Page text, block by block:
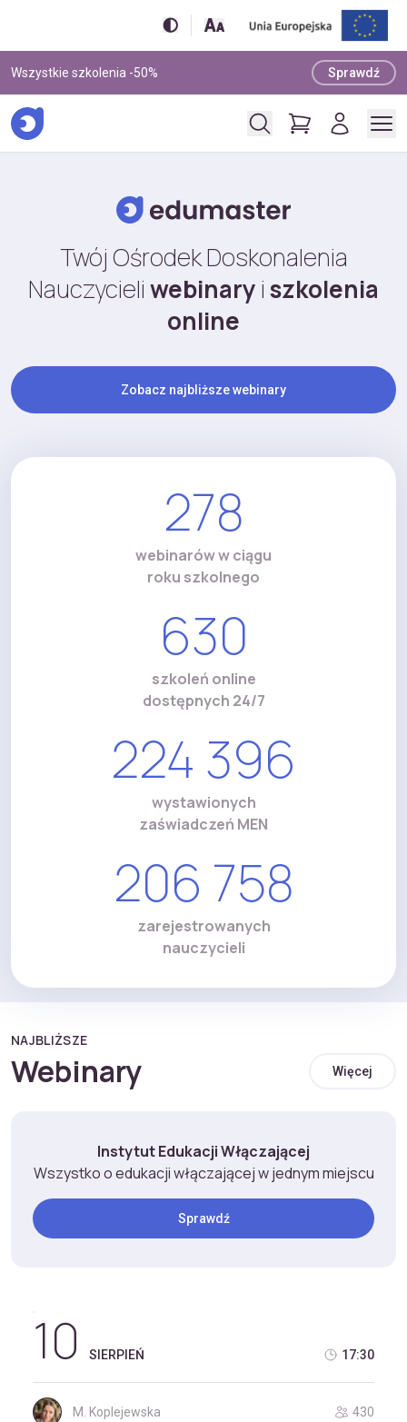
Wszystkie szkolenia -50% Sprawdź
Twój Ośrodek Doskonalenia
Nauczycieliwebinaryiszkolenia
online
Zobacz najbliższe webinary
278
webinarów w ciągu
roku szkolnego
630
szkoleń online
dostępnych 24/7
224 396
wystawionych
zaświadczeń MEN
206 758
zarejestrowanych
nauczycieli
NAJBLIŻSZE
Webinary Więcej
Instytut Edukacji Włączającej
Wszystko o edukacji włączającej w jednym miejscu
Sprawdź
10 SIERPIEŃ 17:30
M. Koplejewska 430